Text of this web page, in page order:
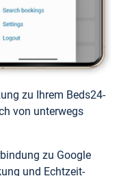
zu Ihrem Beds24-
von unterwegs
zu Google
und Echtzeit-